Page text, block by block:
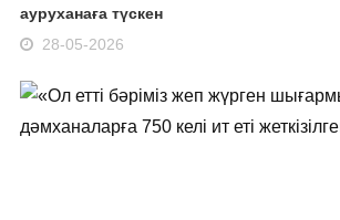
ауруханаға түскен
28-05-2026